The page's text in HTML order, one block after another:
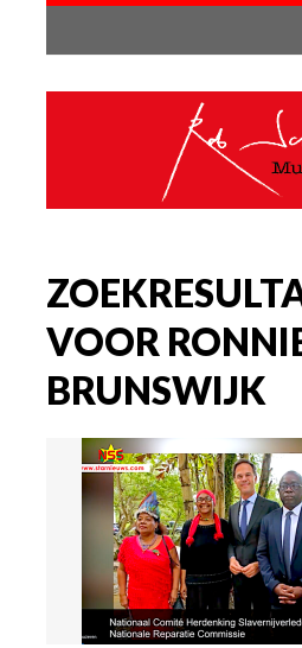
VOOR
BRUNSWIJK